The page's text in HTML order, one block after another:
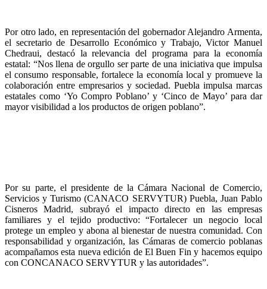
Por otro lado, en representación del gobernador Alejandro Armenta,
el secretario de Desarrollo Económico y Trabajo, Victor Manuel
Chedraui, destacó la relevancia del programa para la economía
estatal: “Nos llena de orgullo ser parte de una iniciativa que impulsa
el consumo responsable, fortalece la economía local y promueve la
colaboración entre empresarios y sociedad. Puebla impulsa marcas
estatales como ‘Yo Compro Poblano’ y ‘Cinco de Mayo’ para dar
mayor visibilidad a los productos de origen poblano”.
Por su parte, el presidente de la Cámara Nacional de Comercio,
Servicios y Turismo (CANACO SERVYTUR) Puebla, Juan Pablo
Cisneros Madrid, subrayó el impacto directo en las empresas
familiares y el tejido productivo: “Fortalecer un negocio local
protege un empleo y abona al bienestar de nuestra comunidad. Con
responsabilidad y organización, las Cámaras de comercio poblanas
acompañamos esta nueva edición de El Buen Fin y hacemos equipo
con CONCANACO SERVYTUR y las autoridades”.